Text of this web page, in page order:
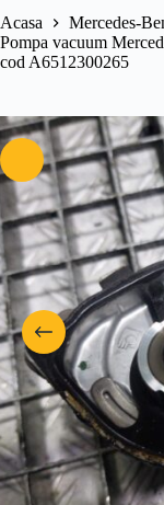
Acasa
Mercedes-
Pompa vacuum
cod A6512300265